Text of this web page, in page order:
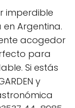
imperdible
Argentina.
acogedor
para
Si estás
y